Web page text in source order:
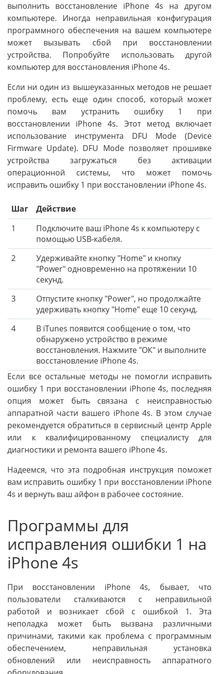
выполнить восстановление iPhone 4s на другом
компьютере. Иногда неправильная конфигурация
программного обеспечения на вашем компьютере
может вызывать сбой при восстановлении
устройства. Попробуйте использовать другой
компьютер для восстановления iPhone 4s.
Если ни один из вышеуказанных методов не решает
проблему, есть еще один способ, который может
помочь вам устранить ошибку 1 при
восстановлении iPhone 4s. Этот метод включает
использование инструмента DFU Mode (Device
Firmware Update). DFU Mode позволяет прошивке
устройства загружаться без активации
операционной системы, что может помочь
исправить ошибку 1 при восстановлении iPhone 4s.
Шаг
Действие
1
Подключите ваш iPhone 4s к компьютеру с
помощью USB-кабеля.
2
Удерживайте кнопку "Home" и кнопку
"Power" одновременно на протяжении 10
секунд.
3
Отпустите кнопку "Power", но продолжайте
удерживать кнопку "Home" еще 10 секунд.
4
В iTunes появится сообщение о том, что
обнаружено устройство в режиме
восстановления. Нажмите "ОК" и выполните
восстановление iPhone 4s.
Если все остальные методы не помогли исправить
ошибку 1 при восстановлении iPhone 4s, последняя
опция может быть связана с неисправностью
аппаратной части вашего iPhone 4s. В этом случае
рекомендуется обратиться в сервисный центр Apple
или к квалифицированному специалисту для
диагностики и ремонта вашего iPhone 4s.
Надеемся, что эта подробная инструкция поможет
вам исправить ошибку 1 при восстановлении iPhone
4s и вернуть ваш айфон в рабочее состояние.
Программы для
исправления ошибки 1 на
iPhone 4s
При восстановлении iPhone 4s, бывает, что
пользователи сталкиваются с неправильной
работой и возникает сбой с ошибкой 1. Эта
неполадка может быть вызвана различными
причинами, такими как проблема с программным
обеспечением, неправильная установка
обновлений или неисправность аппаратного